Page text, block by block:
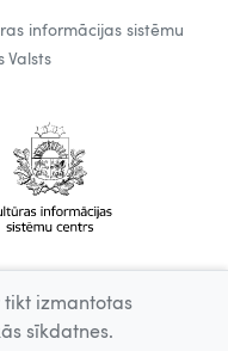
informācijas sistēmu
Valsts
tikt izmantotas
sīkdatnes.